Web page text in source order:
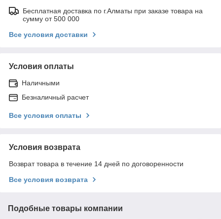
Бесплатная доставка по г.Алматы при заказе товара на
сумму от 500 000
Все условия доставки
Условия оплаты
Наличными
Безналичный расчет
Все условия оплаты
Условия возврата
Возврат товара в течение 14 дней по договоренности
Все условия возврата
Подобные товары компании